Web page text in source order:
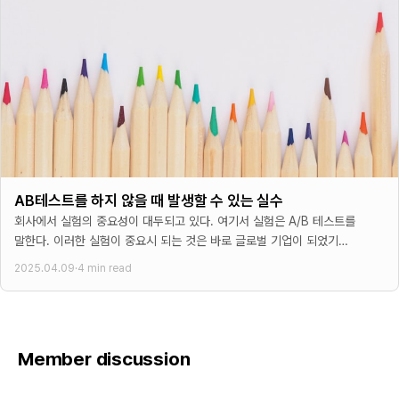
AB테스트를 하지 않을 때 발생할 수 있는 실수
회사에서 실험의 중요성이 대두되고 있다. 여기서 실험은 A/B 테스트를
말한다. 이러한 실험이 중요시 되는 것은 바로 글로벌 기업이 되었기
2025.04.09·4 min read
Member discussion